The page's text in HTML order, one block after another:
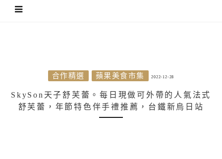
合作精選 蘋果美食市集 2022-12-28
SkySon天子舒芙蕾。每日現做可外帶的人氣法式
舒芙蕾，年節特色伴手禮推薦，台鐵新烏日站